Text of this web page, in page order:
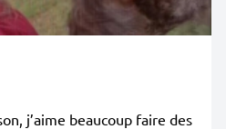
j’aime beaucoup faire des